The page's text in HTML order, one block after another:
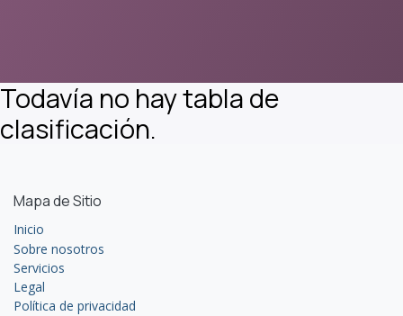
Todavía no hay tabla de
clasificación.
Mapa de Sitio
Inicio
Sobre nosotros
Servicios
Legal
Política de privacidad